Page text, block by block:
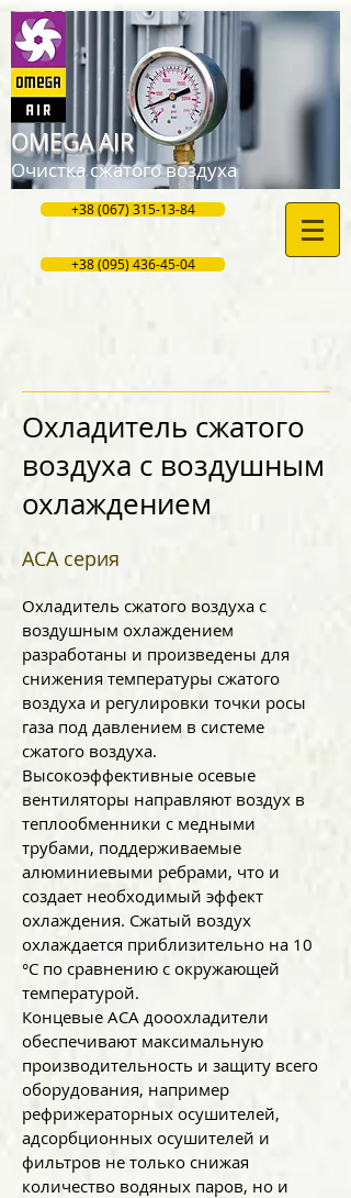
OMEGA AIR
Очистка сжатого воздуха
+38 (067) 315-13-84
+38 (095) 436-45-04
Охладитель сжатого
воздуха с воздушным
охлаждением
ACA серия
Охладитель сжатого воздуха с
воздушным охлаждением
разработаны и произведены для
снижения температуры сжатого
воздуха и регулировки точки росы
газа под давлением в системе
сжатого воздуха.
Высокоэффективные осевые
вентиляторы направляют воздух в
теплообменники с медными
трубами, поддерживаемые
алюминиевыми ребрами, что и
создает необходимый эффект
охлаждения. Сжатый воздух
охлаждается приблизительно на 10
°С по сравнению с окружающей
температурой.
Концевые ACA дооохладители
обеспечивают максимальную
производительность и защиту всего
оборудования, например
рефрижераторных осушителей,
адсорбционных осушителей и
фильтров не только снижая
количество водяных паров, но и